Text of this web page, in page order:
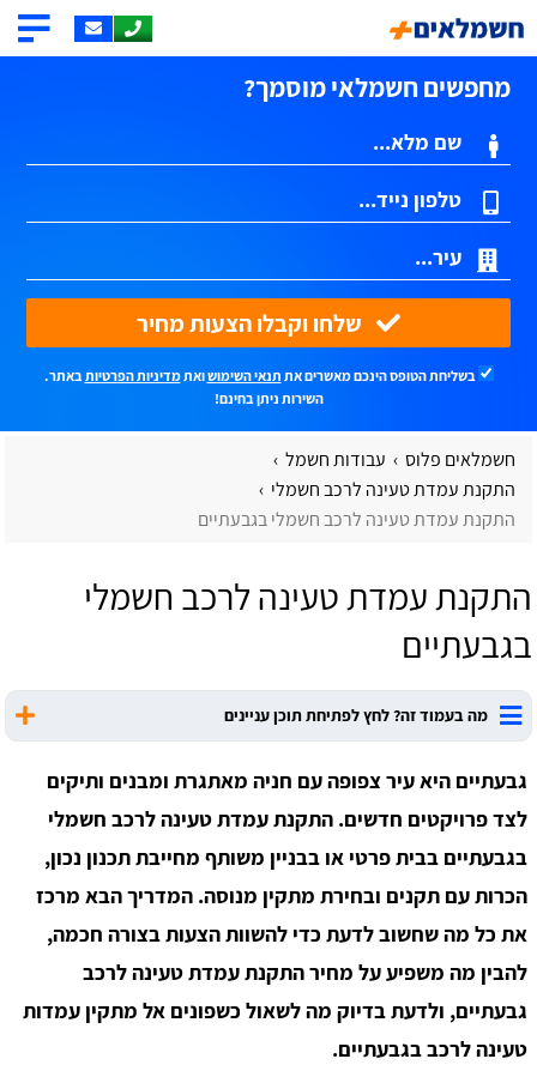
מחפשים חשמלאי מוסמך?
בשליחת הטופס הינכם מאשרים את תנאי השימושואתמדיניות הפרטיותבאתר.
השירות ניתן בחינם!
חשמלאים פלוס
עבודות חשמל
התקנת עמדת טעינה לרכב חשמלי
התקנת עמדת טעינה לרכב חשמלי בגבעתיים
התקנת עמדת טעינה לרכב חשמלי
בגבעתיים
מה בעמוד זה? לחץ לפתיחת תוכן עניינים
גבעתיים היא עיר צפופה עם חניה מאתגרת ומבנים ותיקים
לצד פרויקטים חדשים. התקנת עמדת טעינה לרכב חשמלי
בגבעתיים בבית פרטי או בבניין משותף מחייבת תכנון נכון,
הכרות עם תקנים ובחירת מתקין מנוסה. המדריך הבא מרכז
את כל מה שחשוב לדעת כדי להשוות הצעות בצורה חכמה,
להבין מה משפיע על מחיר התקנת עמדת טעינה לרכב
גבעתיים, ולדעת בדיוק מה לשאול כשפונים אל מתקין עמדות
טעינה לרכב בגבעתיים.